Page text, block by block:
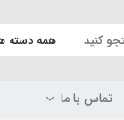
تماس با ما